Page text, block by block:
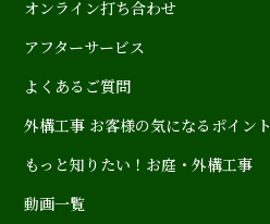
オンライン打ち合わせ
アフターサービス
よくあるご質問
外構工事 お客様の気になるポイント
もっと知りたい！お庭・外構工事
動画一覧